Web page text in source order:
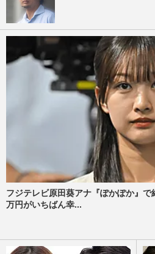
フジテレビ原田葵アナ『ぽかぽか』
万円がいちばん幸...